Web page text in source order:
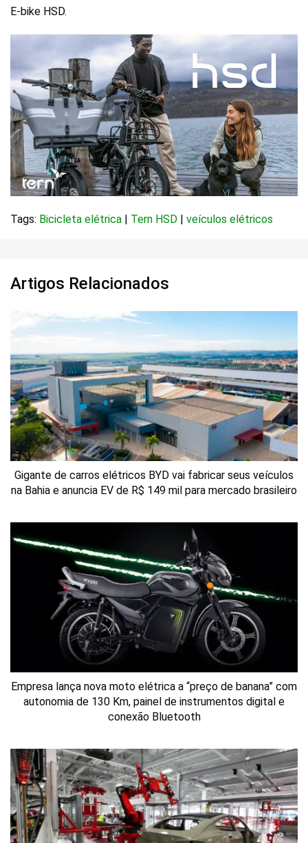
E-bike HSD.
Tags: Bicicleta elétrica | Tern HSD | veículos elétricos
Artigos Relacionados
Gigante de carros elétricos BYD vai fabricar seus veículos
na Bahia e anuncia EV de R$ 149 mil para mercado brasileiro
Empresa lança nova moto elétrica a “preço de banana” com
autonomia de 130 Km, painel de instrumentos digital e
conexão Bluetooth